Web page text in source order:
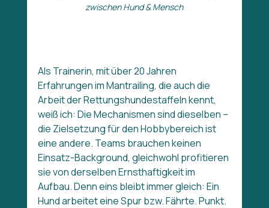
zwischen Hund & Mensch
Als Trainerin, mit über 20 Jahren
Erfahrungen im Mantrailing, die auch die
Arbeit der Rettungshundestaffeln kennt,
weiß ich: Die Mechanismen sind dieselben –
die Zielsetzung für den Hobbybereich ist
eine andere. Teams brauchen keinen
Einsatz-Background, gleichwohl profitieren
sie von derselben Ernsthaftigkeit im
Aufbau. Denn eins bleibt immer gleich: Ein
Hund arbeitet eine Spur bzw. Fährte. Punkt.